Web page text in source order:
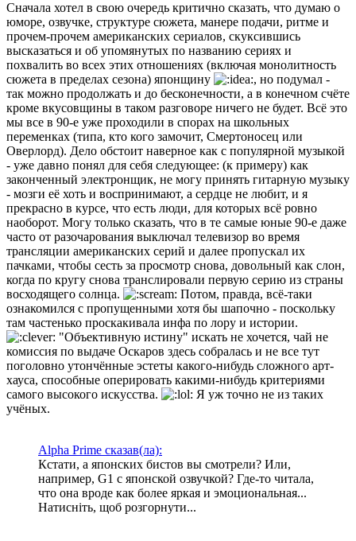
Сначала хотел в свою очередь критично сказать, что думаю о
юморе, озвучке, структуре сюжета, манере подачи, ритме и
прочем-прочем американских сериалов, скуксившись
высказаться и об упомянутых по названию сериях и
похвалить во всех этих отношениях (включая монолитность
сюжета в пределах сезона) японщину
, но подумал -
так можно продолжать и до бесконечности, а в конечном счёте
кроме вкусовщины в таком разговоре ничего не будет. Всё это
мы все в 90-е уже проходили в спорах на школьных
переменках (типа, кто кого замочит, Смертоносец или
Оверлорд). Дело обстоит наверное как с популярной музыкой
- уже давно понял для себя следующее: (к примеру) как
законченный электронщик, не могу принять гитарную музыку
- мозги её хоть и воспринимают, а сердце не любит, и я
прекрасно в курсе, что есть люди, для которых всё ровно
наоборот. Могу только сказать, что в те самые юные 90-е даже
часто от разочарования выключал телевизор во время
трансляции американских серий и далее пропускал их
пачками, чтобы сесть за просмотр снова, довольный как слон,
когда по кругу снова транслировали первую серию из страны
восходящего солнца.
Потом, правда, всё-таки
ознакомился с пропущенными хотя бы шапочно - поскольку
там частенько проскакивала инфа по лору и истории.
"Объективную истину" искать не хочется, чай не
комиссия по выдаче Оскаров здесь собралась и не все тут
поголовно утончённые эстеты какого-нибудь сложного арт-
хауса, способные оперировать какими-нибудь критериями
самого высокого искусства.
Я уж точно не из таких
учёных.
Alpha Prime сказав(ла):
Кстати, а японских бистов вы смотрели? Или,
например, G1 с японской озвучкой? Где-то читала,
что она вроде как более яркая и эмоциональная...
Натисніть, щоб розгорнути...